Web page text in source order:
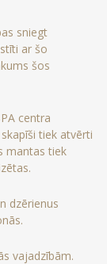
sniegt
ar šo
šos
centra
tiek atvērti
mantas tiek
dzērienus
vajadzībām.